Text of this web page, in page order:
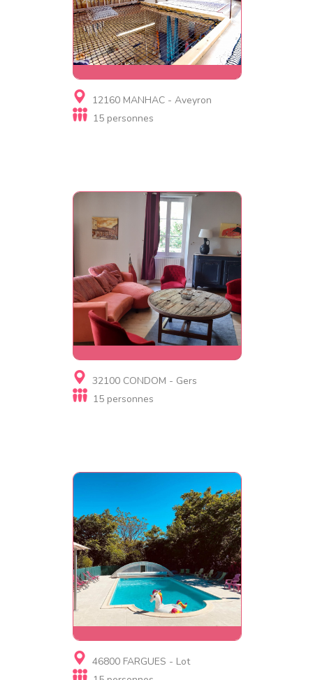
Gite, Résidence de
tourisme, Gite insolite
La Maison Mescladis
12160 MANHAC - Aveyron
15 personnes
Gite, Gite d'étape
Villa de Gabarre
32100 CONDOM - Gers
15 personnes
Gite, Village de gites,
Résidence de tourisme,
46800 FARGUES - Lot